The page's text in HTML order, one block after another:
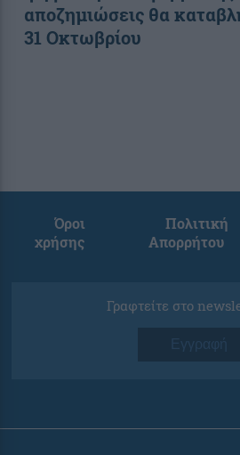
αποζημιώσεις θα
31 Οκτωβρίου
Όροι
χρήσης
Πολιτική
Απορρήτου
Γραφτείτε στο
Εγγραφή